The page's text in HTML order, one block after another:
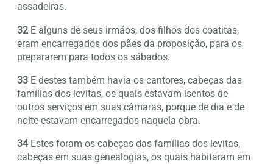
assadeiras.
32 E alguns de seus irmãos, dos filhos dos coatitas,
eram encarregados dos pães da proposição, para os
prepararem para todos os sábados.
33 E destes também havia os cantores, cabeças das
famílias dos levitas, os quais estavam isentos de
outros serviços em suas câmaras, porque de dia e de
noite estavam encarregados naquela obra.
34Estes foram os cabeças das famílias dos levitas,
cabeças em suas genealogias, os quais habitaram em